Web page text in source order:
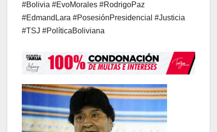
#Bolivia #EvoMorales #RodrigoPaz
#EdmandLara #PosesiónPresidencial #Justicia
#TSJ #PolíticaBoliviana